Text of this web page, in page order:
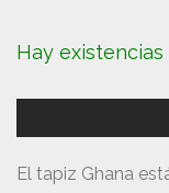
Hay existencias
El tapiz Ghana